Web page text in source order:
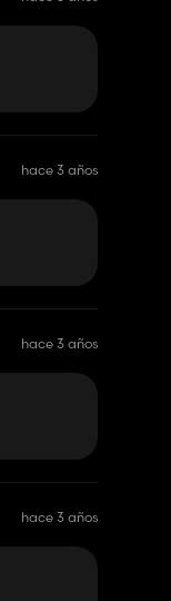
hace 3 años
hace 3 años
hace 3 años